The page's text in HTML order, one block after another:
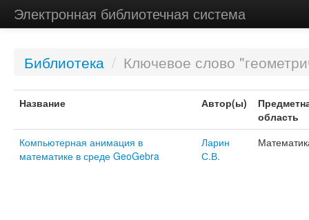
Электронная библиотечная система
Библиотека / Ключевое слово
Название Автор(ы)
область
Компьютерная анимация в
математике в среде GeoGebra
Ларин
С.В.